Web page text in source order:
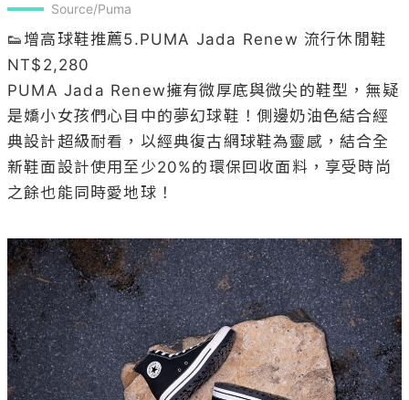
Source/Puma
👟增高球鞋推薦5.PUMA Jada Renew 流行休閒鞋
NT$2,280
PUMA Jada Renew擁有微厚底與微尖的鞋型，無疑
是嬌小女孩們心目中的夢幻球鞋！側邊奶油色結合經
典設計超級耐看，以經典復古網球鞋為靈感，結合全
新鞋面設計使用至少20%的環保回收面料，享受時尚
之餘也能同時愛地球！